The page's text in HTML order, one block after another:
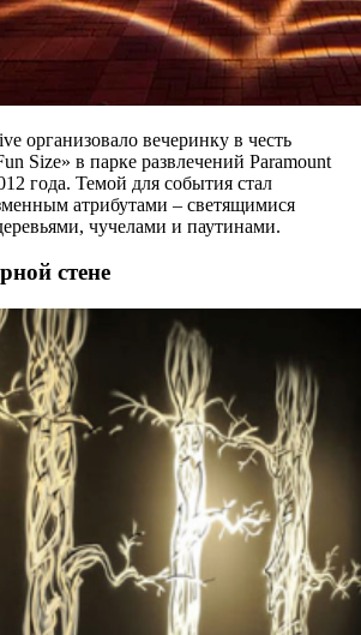
организовало вечеринку в честь
Size» в парке развлечений Paramount
года. Темой для события стал
атрибутами – светящимися
чучелами и паутинами.
стене